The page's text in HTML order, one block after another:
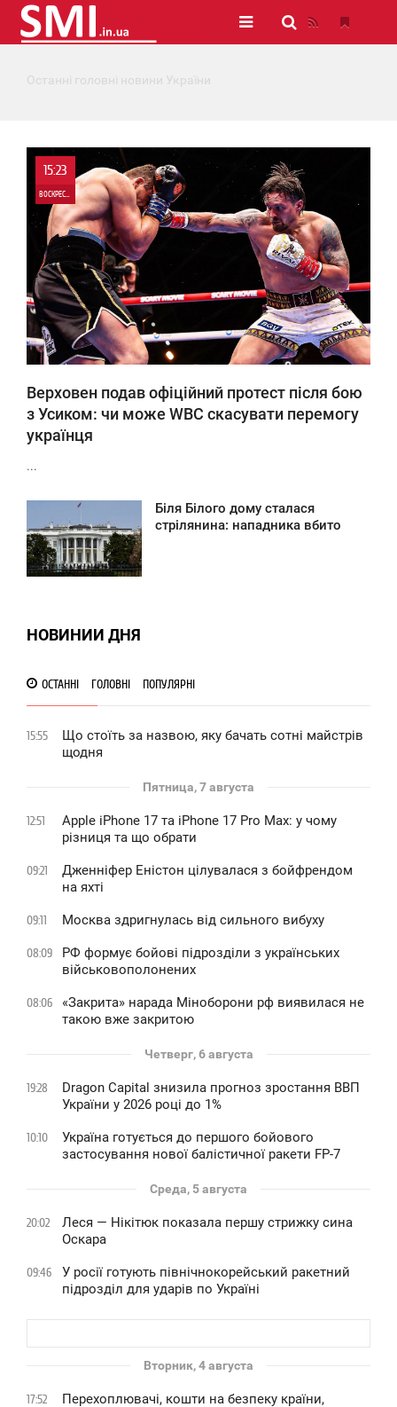
Останні головні новини України
15:23
ВОСКРЕСЕНЬЕ
0
182
Верховен подав офіційний протест після бою
з Усиком: чи може WBC скасувати перемогу
українця
...
Біля Білого дому сталася
стрілянина: нападника вбито
НОВИНИИ ДНЯ
ОСТАННІ ГОЛОВНІ ПОПУЛЯРНІ
15:55
Що стоїть за назвою, яку бачать сотні майстрів
щодня
Пятница, 7 августа
12:51
Apple iPhone 17 та iPhone 17 Pro Max: у чому
різниця та що обрати
09:21
Дженніфер Еністон цілувалася з бойфрендом
на яхті
09:11 Москва здригнулась від сильного вибуху
08:09
РФ формує бойові підрозділи з українських
військовополонених
08:06
«Закрита» нарада Міноборони рф виявилася не
такою вже закритою
Четверг, 6 августа
19:28
Dragon Capital знизила прогноз зростання ВВП
України у 2026 році до 1%
10:10
Україна готується до першого бойового
застосування нової балістичної ракети FP-7
Среда, 5 августа
20:02
Леся — Нікітюк показала першу стрижку сина
Оскара
09:46
У росії готують північнокорейський ракетний
підрозділ для ударів по Україні
Вторник, 4 августа
17:52
Перехоплювачі, кошти на безпеку країни,